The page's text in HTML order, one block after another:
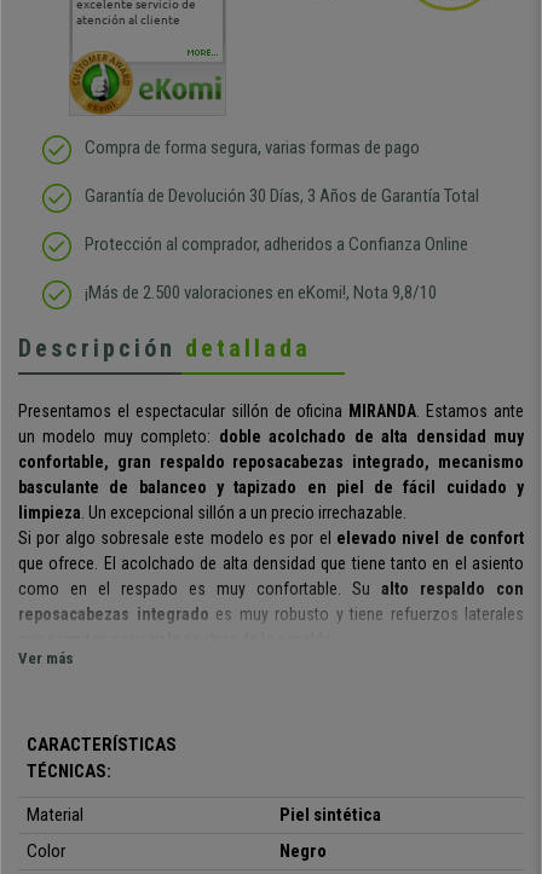
excelente servicio de
atención al cliente
cara al asesoramiento
MORE...
Compra de forma segura, varias formas de pago
Garantía de Devolución 30 Días, 3 Años de Garantía Total
Protección al comprador, adheridos a Confianza Online
¡Más de 2.500 valoraciones en eKomi!, Nota 9,8/10
Descripción detallada
Presentamos el espectacular sillón de oficina MIRANDA . Estamos ante
un modelo muy completo: doble acolchado de alta densidad muy
confortable, gran respaldo reposacabezas integrado, mecanismo
basculante de balanceo y tapizado en piel de fácil cuidado y
limpieza . Un excepcional sillón a un precio irrechazable.
Si por algo sobresale este modelo es por el elevado nivel de confort
que ofrece. El acolchado de alta densidad que tiene tanto en el asiento
como en el respado es muy confortable. Su alto respaldo con
reposacabezas integrado es muy robusto y tiene refuerzos laterales
introducir dicha palanca la silla retoma su estado rígido normal
Como verás esta funcionalidad es muy útil ya que te permite elegir entre
sillas de ata gama como esta.
De hecho, hablamos de un sillón que está
Ver más
CARACTERÍSTICAS
TÉCNICAS:
Material
Piel sintética
Color
Negro